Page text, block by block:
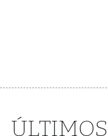
ÚLTIMOS